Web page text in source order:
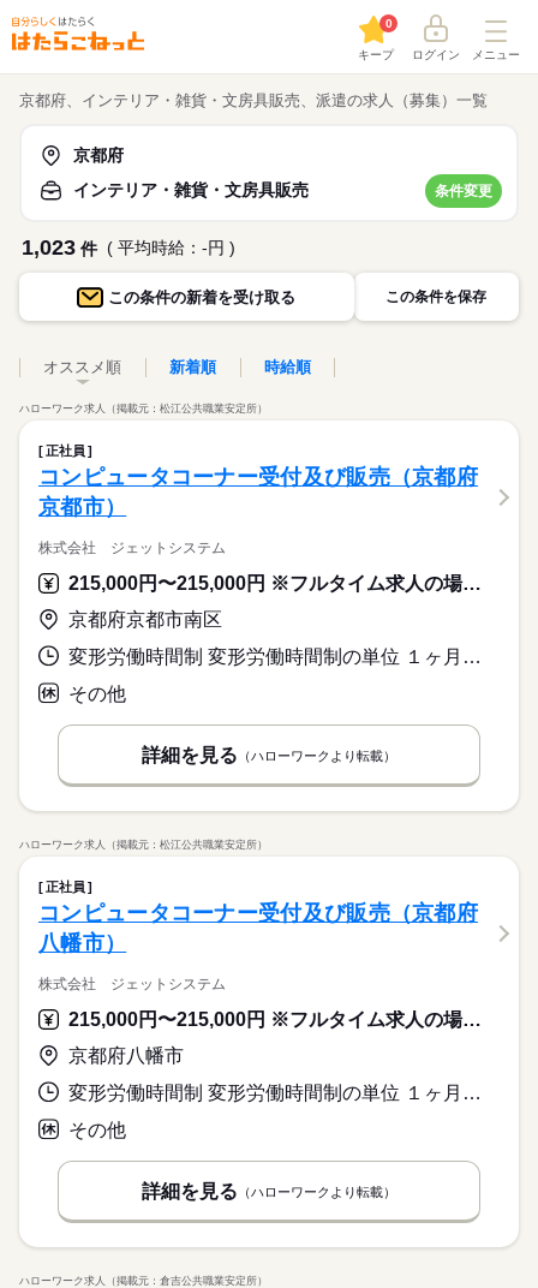
キープ
0
ログイン メニュー
京都府、インテリア・雑貨・文房具販売、派遣の求人（募集）一覧
京都府
インテリア・雑貨・文房具販売
条件変更
1,023 件 ( 平均時給：-円 )
この条件の新着を受け取る この条件を保存
オススメ順 新着順 時給順
ハローワーク求人（掲載元：松江公共職業安定所）
正社員
コンピュータコーナー受付及び販売（京都府
京都市）
株式会社 ジェットシステム
215,000円〜215,000円 ※フルタイム求人の場合は月額（換算額）、パート求人の場合は時間額を表示しています。
京都府京都市南区
変形労働時間制 変形労働時間制の単位 １ヶ月単位 又は 10時00分〜21時00分の時間の間の8時間程度
その他
詳細を見る （ハローワークより転載）
ハローワーク求人（掲載元：松江公共職業安定所）
正社員
コンピュータコーナー受付及び販売（京都府
八幡市）
株式会社 ジェットシステム
215,000円〜215,000円 ※フルタイム求人の場合は月額（換算額）、パート求人の場合は時間額を表示しています。
京都府八幡市
変形労働時間制 変形労働時間制の単位 １ヶ月単位 又は 10時00分〜21時00分の時間の間の8時間程度
その他
詳細を見る （ハローワークより転載）
ハローワーク求人（掲載元：倉吉公共職業安定所）